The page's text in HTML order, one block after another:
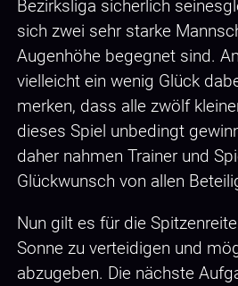
Bezirksliga sicherlich
sich zwei sehr starke
Augenhöhe begegnet sind.
vielleicht ein wenig Glück
merken, dass alle zwölf
dieses Spiel unbedingt
daher nahmen Trainer und
Glückwunsch von allen
Nun gilt es für die
Sonne zu verteidigen und
abzugeben. Die nächste